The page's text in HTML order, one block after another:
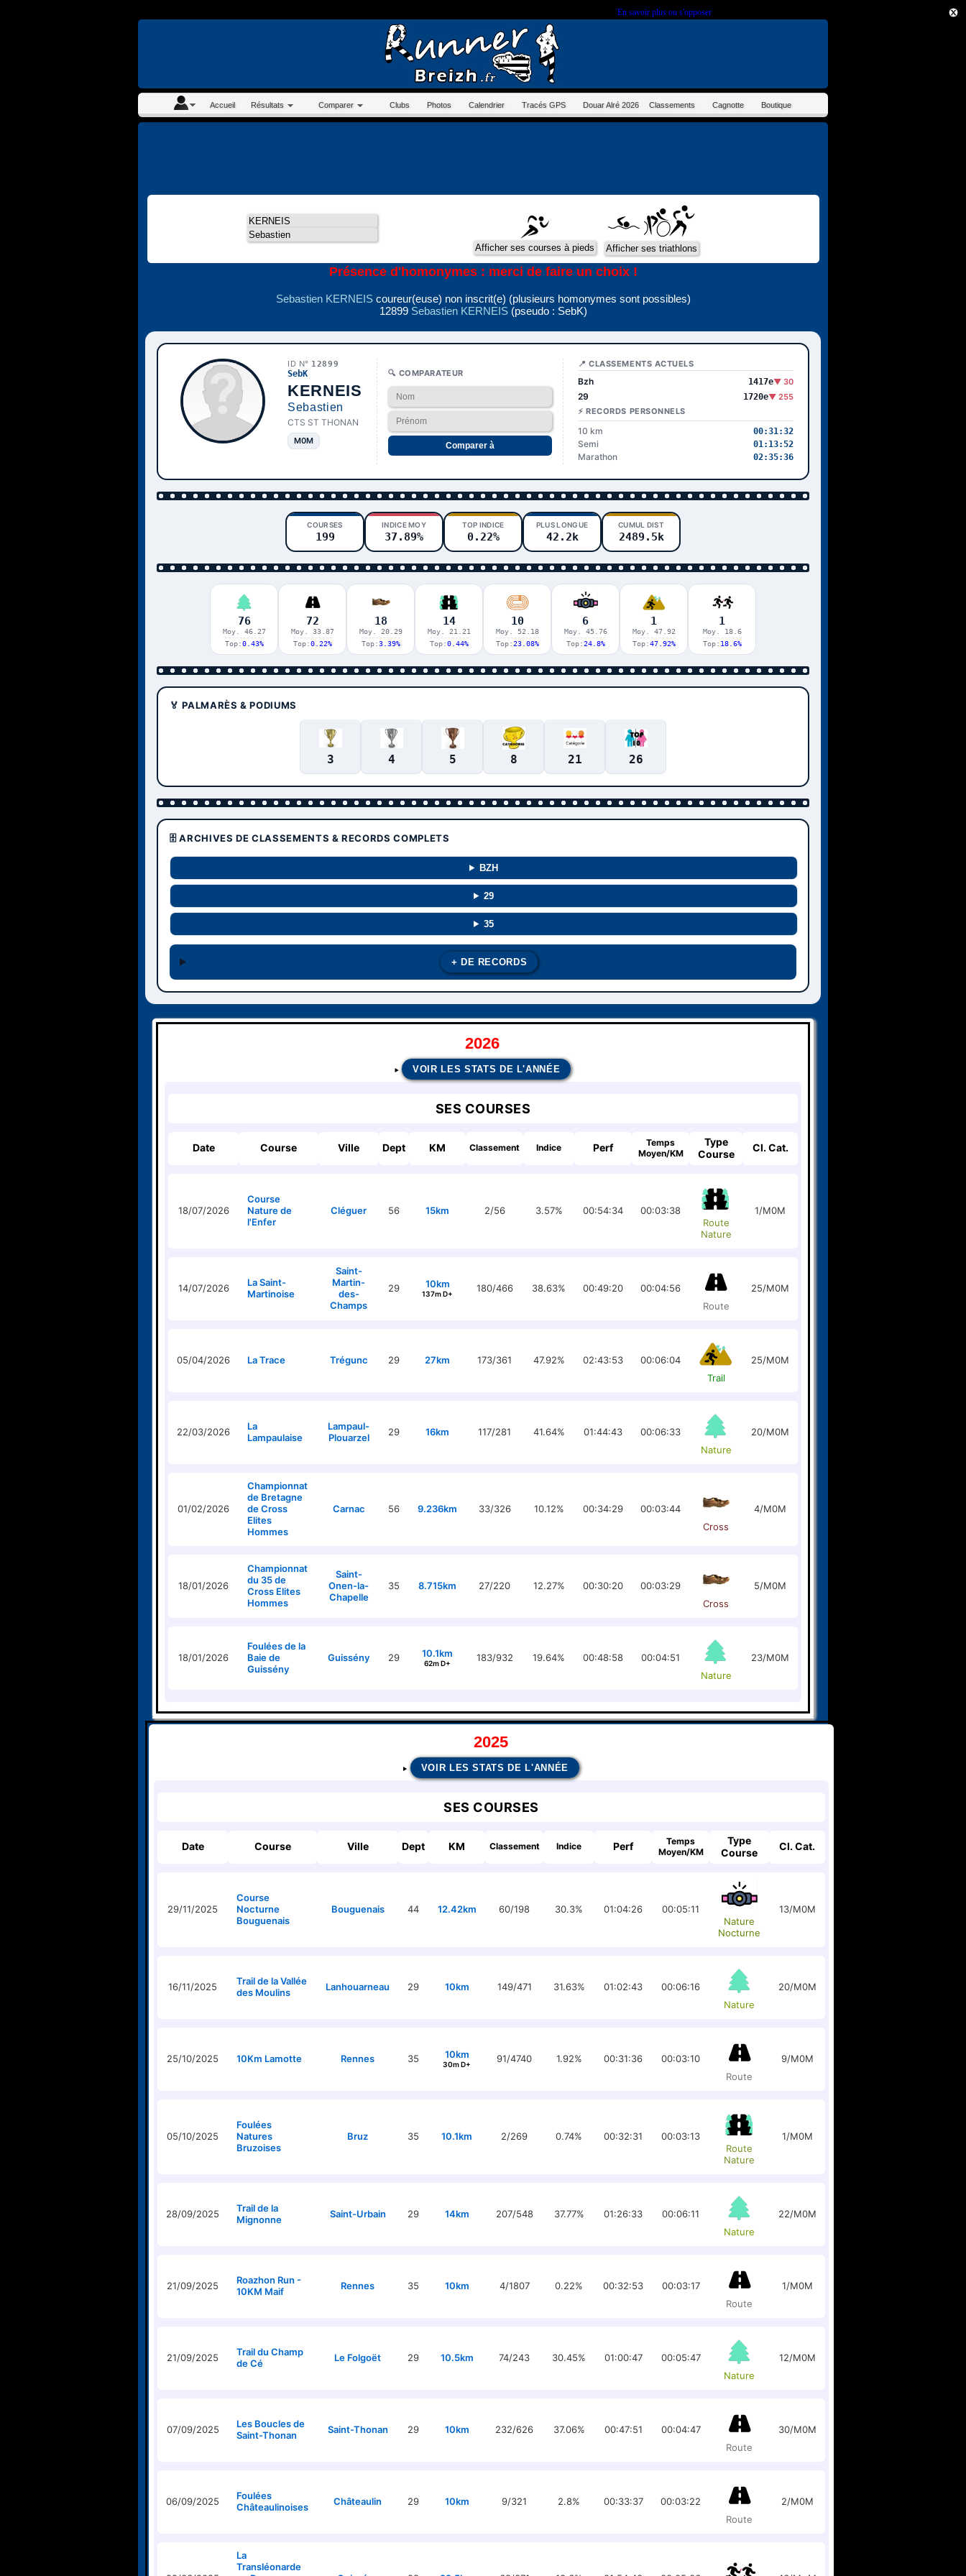
En savoir plus ou s'opposer.
Accueil Résultats Comparer Clubs Photos Calendrier Tracés GPS Douar Alré 2026 Classements Cagnotte Boutique
Présence d'homonymes : merci de faire un choix !
Sebastien KERNEIScoureur(euse) non inscrit(e) (plusieurs homonymes sont possibles)
12899 Sebastien KERNEIS(pseudo : SebK)
ID N° 12899
SebK
KERNEIS
Sebastien
CTS ST THONAN
M0M
🔍 COMPARATEUR
Comparer à
📍 CLASSEMENTS ACTUELS
Bzh 1417e▼ 30
29 1720e▼ 255
⚡ RECORDS PERSONNELS
10 km 00:31:32
Semi 01:13:52
Marathon 02:35:36
COURSES
199
INDICE MOY
37.89%
TOP INDICE
0.22%
PLUS LONGUE
42.2k
CUMUL DIST
2489.5k
76
Moy. 46.27
Top:0.43%
72
Moy. 33.87
Top:0.22%
18
Moy. 20.29
Top:3.39%
14
Moy. 21.21
Top:0.44%
10
Moy. 52.18
Top:23.08%
6
Moy. 45.76
Top:24.8%
1
Moy. 47.92
Top:47.92%
1
Moy. 18.6
Top: 18.6%
🏅 PALMARÈS & PODIUMS
3 4 5 8 21 26
🗄️ ARCHIVES DE CLASSEMENTS & RECORDS COMPLETS
BZH
29
35
+ DE RECORDS
2026
VOIR LES STATS DE L'ANNÉE
SES COURSES
Date Course Ville Dept KM Classement Indice Perf
Temps
Moyen/KM
Type
Course
Cl. Cat.
18/07/2026
Course
Nature de
l'Enfer
Cléguer 56 15km 2/56 3.57% 00:54:34
00:03:38
Route
Nature
1/M0M
14/07/2026
La Saint-
Martinoise
Saint-
Martin-
des-
Champs
29 10km
137m D+ 180/466 38.63% 00:49:20
00:04:56
Route
25/M0M
05/04/2026 La Trace Trégunc 29 27km 173/361 47.92% 02:43:53
00:06:04
Trail
25/M0M
22/03/2026
La
Lampaulaise
Lampaul-
Plouarzel
29 16km 117/281 41.64% 01:44:43
00:06:33
Nature
20/M0M
01/02/2026
Championnat
de Bretagne
de Cross
Elites
Hommes
Carnac 56 9.236km 33/326 10.12% 00:34:29
00:03:44
Cross
4/M0M
18/01/2026
Championnat
du 35 de
Cross Elites
Hommes
Saint-
Onen-la-
Chapelle
35 8.715km 27/220 12.27% 00:30:20
00:03:29
Cross
5/M0M
18/01/2026
Foulées de la
Baie de
Guissény
Guissény 29 10.1km
62m D+ 183/932 19.64% 00:48:58
00:04:51
Nature
23/M0M
2025
VOIR LES STATS DE L'ANNÉE
SES COURSES
Date Course Ville Dept KM Classement Indice Perf
Temps
Moyen/KM
Type
Course
Cl. Cat.
29/11/2025
Course
Nocturne
Bouguenais
Bouguenais 44 12.42km 60/198 30.3% 01:04:26
00:05:11
Nature
Nocturne
13/M0M
16/11/2025
Trail de la Vallée
des Moulins
Lanhouarneau 29 10km 149/471 31.63% 01:02:43
00:06:16
Nature
20/M0M
25/10/2025 10Km Lamotte Rennes 35 10km
30m D+ 91/4740 1.92% 00:31:36
00:03:10
Route
9/M0M
05/10/2025
Foulées
Natures
Bruzoises
Bruz 35 10.1km 2/269 0.74% 00:32:31
00:03:13
Route
Nature
1/M0M
28/09/2025
Trail de la
Mignonne
Saint-Urbain 29 14km 207/548 37.77% 01:26:33
00:06:11
Nature
22/M0M
21/09/2025
Roazhon Run -
10KM Maif
Rennes 35 10km 4/1807 0.22% 00:32:53
00:03:17
Route
1/M0M
21/09/2025
Trail du Champ
de Cé
Le Folgoët 29 10.5km 74/243 30.45% 01:00:47
00:05:47
Nature
12/M0M
07/09/2025
Les Boucles de
Saint-Thonan
Saint-Thonan 29 10km 232/626 37.06% 00:47:51
00:04:47
Route
30/M0M
06/09/2025
Foulées
Châteaulinoises
Châteaulin 29 10km 9/321 2.8% 00:33:37
00:03:22
Route
2/M0M
La
Transléonarde